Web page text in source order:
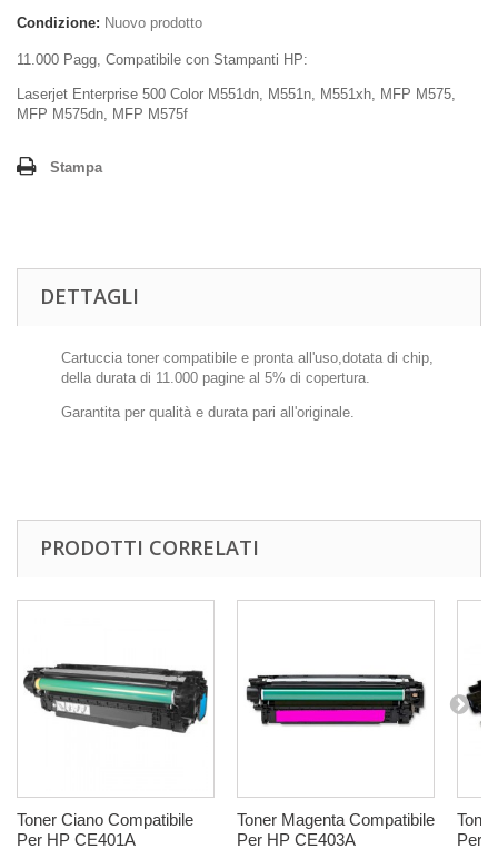
Condizione: Nuovo prodotto
11.000 Pagg, Compatibile con Stampanti HP:
Laserjet Enterprise 500 Color M551dn, M551n, M551xh, MFP M575,
MFP M575dn, MFP M575f
Stampa
DETTAGLI
Cartuccia toner compatibile e pronta all'uso,dotata di chip,
della durata di 11.000 pagine al 5% di copertura.
Garantita per qualità e durata pari all'originale.
PRODOTTI CORRELATI
Toner Ciano Compatibile
Per HP CE401A
Toner Magenta Compatibile
Per HP CE403A
Per